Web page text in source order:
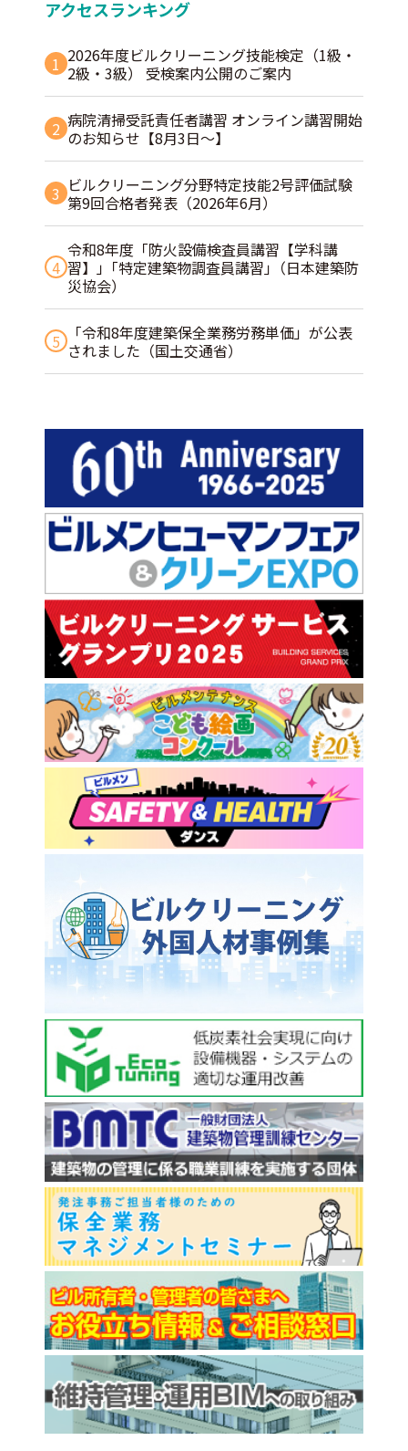
アクセスランキング
1 2026年度ビルクリーニング技能検定（1級・
2級・3級） 受検案内公開のご案内
2 病院清掃受託責任者講習 オンライン講習開始
のお知らせ【8月3日～】
3 ビルクリーニング分野特定技能2号評価試験
第9回合格者発表（2026年6月）
4
令和8年度「防火設備検査員講習【学科講
習】」｢特定建築物調査員講習｣（日本建築防
災協会）
5
「令和8年度建築保全業務労務単価」が公表
されました（国土交通省）